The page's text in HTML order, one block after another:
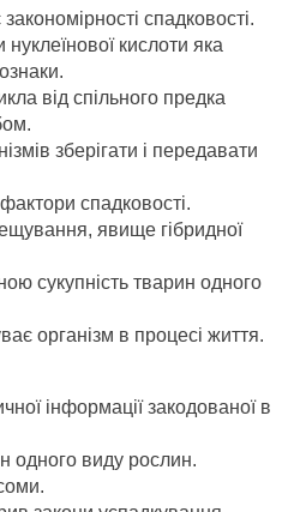
спадковості.
кислоти яка
від спільного предка
зберігати і передавати
спадковості.
явище гібридної
сукупність тварин одного
організм в процесі життя.
інформації закодованої в
одного виду рослин.